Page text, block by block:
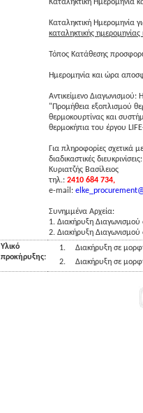
Καταληκτική Ημερομηνία
Καταληκτική Ημερομηνία
καταληκτικής
Τόπος Κατάθεσης
Ημερομηνία και ώρα
Αντικείμενο Διαγωνισμού:
"Προμήθεια εξοπλισμού
θερμοκουρτίνας και
θερμοκήπια του έργου
Για πληροφορίες σχετικά
διαδικαστικές διευκρινίσεις:
Κυριατζής Βασίλειος
τηλ.: 2410 684 734,
e-mail:
Συνημμένα Αρχεία:
1. Διακήρυξη
2. Διακήρυξη
Υλικό
προκήρυξης:
1.
Διακήρυξη σε
2.
Διακήρυξη σε